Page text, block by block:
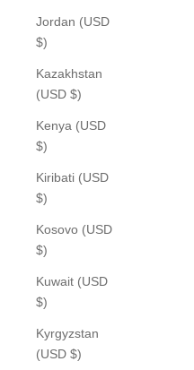
Jordan (USD
$)
Kazakhstan
(USD $)
Kenya (USD
$)
Kiribati (USD
$)
Kosovo (USD
$)
Kuwait (USD
$)
Kyrgyzstan
(USD $)